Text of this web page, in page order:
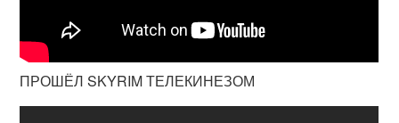
ПРОШЁЛ SKYRIM ТЕЛЕКИНЕЗОМ